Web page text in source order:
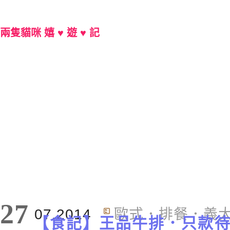
兩隻貓咪 嬉 ♥ 遊 ♥ 記
27 07.2014 歐式．排餐．義
【食記】王品牛排．只款